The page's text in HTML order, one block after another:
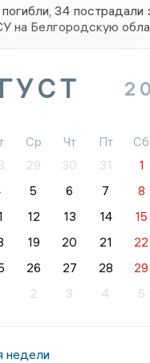
34 пострадали
на Белгородскую
Ср Чт Пт Сб
29 30 31 1
5 6 7 8
12 13 14 15
19 20 21 22
26 27 28 29
2 3 4 5
недели